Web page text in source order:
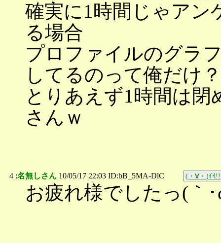
確実に1時間じゃアン
る場合
プロファイルのグラ
してるのって俺だけ？
とりあえず1時間は
さんｗ
4 :名無しさん 10/05/17 22:03 ID:bB_5MA-DlC (・∀・)ｲｲ!!
お疲れ様でしたっ(｀